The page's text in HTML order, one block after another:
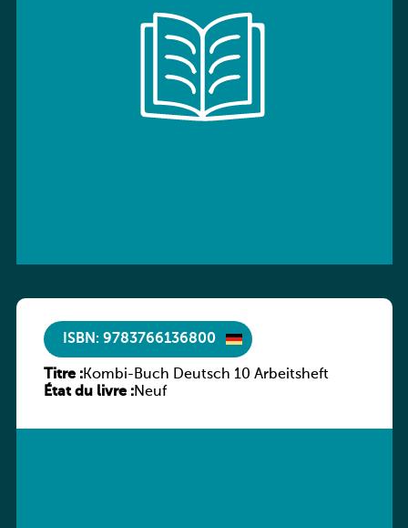
ISBN: 9783766136800
Titre :Kombi-Buch Deutsch 10 Arbeitsheft
État du livre :Neuf